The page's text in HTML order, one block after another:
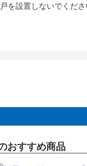
を設置しないでくだ
おすすめ商品